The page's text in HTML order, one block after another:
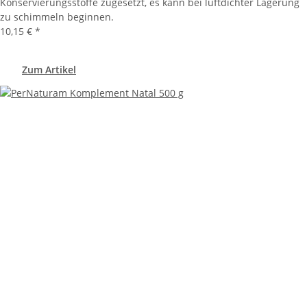
zu schimmeln beginnen.
10,15 € *
Zum Artikel